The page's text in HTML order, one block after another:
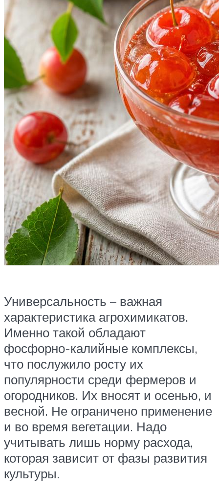
Универсальность – важная
характеристика агрохимикатов.
Именно такой обладают
фосфорно-калийные комплексы,
что послужило росту их
популярности среди фермеров и
огородников. Их вносят и осенью, и
весной. Не ограничено применение
и во время вегетации. Надо
учитывать лишь норму расхода,
которая зависит от фазы развития
культуры.